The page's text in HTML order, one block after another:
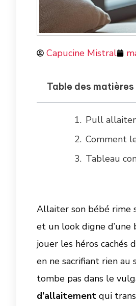
Capucine Mistral
Table des matières
Pull
Comment
Tableau
Allaiter son bébé rime
et un look digne d’une
jouer les héros
en ne sacrifiant rien au
tombe pas dans le
d’allaitement qui